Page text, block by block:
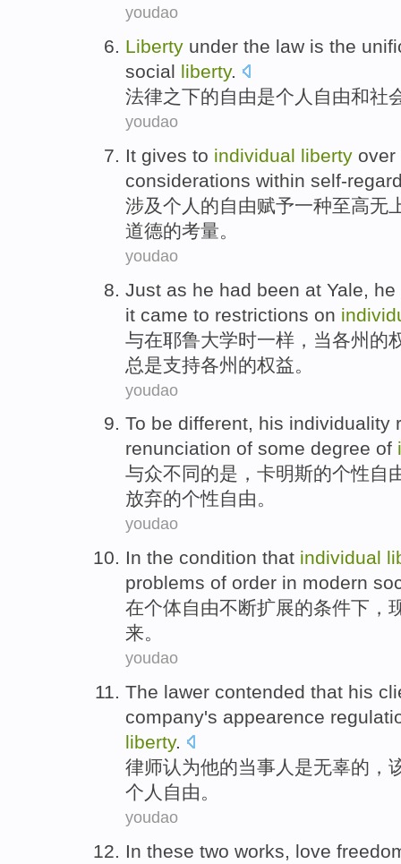
youdao
Liberty under the law is the
social liberty.
法律之下的自由是个人 自由和社
youdao
It gives to individual liberty over
considerations within self-
涉及个人 的自由赋予一种至高无
道德的考量。
youdao
Just as he had been at Yale he
it came to restrictions on
与在耶鲁大学时一样， 当各州 的
总是支持各州的权益。
youdao
To be different, his individuality
renunciation of some degree of
与众不同的是，卡明斯的个性自
放弃的个性自由。
youdao
In the condition that individual
problems of order in modern
在个体自由不断扩展的条件下 ，
来。
youdao
The lawer contended that his
company's appearence
liberty.
律师认为他的当事人 是无辜的 ，
个人 自由。
youdao
In these two works, love